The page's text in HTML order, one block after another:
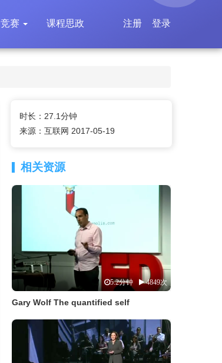
竞赛 课程思政 登录
注册
时长：27.1分钟
来源：互联网 2017-05-19
相关资源
5.2分钟 4849次
Gary Wolf The quantified self